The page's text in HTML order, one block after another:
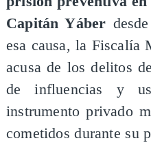
Capitán Yáber
esa causa, la Fiscalía
acusa de los delitos
de influencias y
instrumento privado
cometidos durante su